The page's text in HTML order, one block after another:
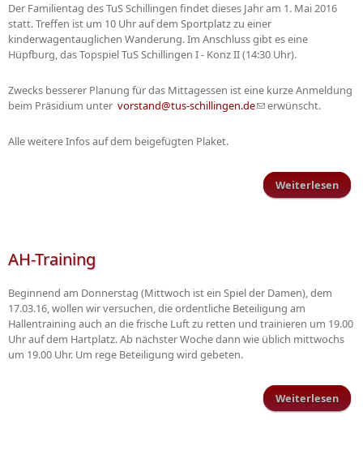
Der Familientag des TuS Schillingen findet dieses Jahr am 1. Mai 2016
statt. Treffen ist um 10 Uhr auf dem Sportplatz zu einer
kinderwagentauglichen Wanderung. Im Anschluss gibt es eine
Hüpfburg, das Topspiel TuS Schillingen I - Konz II (14:30 Uhr).
Zwecks besserer Planung für das Mittagessen ist eine kurze Anmeldung
beim Präsidium unter vorstand@tus-schillingen.de(Link sendet E-Mail)
erwünscht.
Alle weitere Infos auf dem beigefügten Plaket.
Weiterlesen
AH-Training
Beginnend am Donnerstag (Mittwoch ist ein Spiel der Damen), dem
17.03.16, wollen wir versuchen, die ordentliche Beteiligung am
Hallentraining auch an die frische Luft zu retten und trainieren um 19.00
Uhr auf dem Hartplatz. Ab nächster Woche dann wie üblich mittwochs
um 19.00 Uhr. Um rege Beteiligung wird gebeten.
Weiterlesen